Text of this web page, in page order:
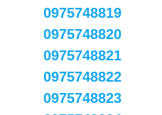
0975748819
0975748820
0975748821
0975748822
0975748823